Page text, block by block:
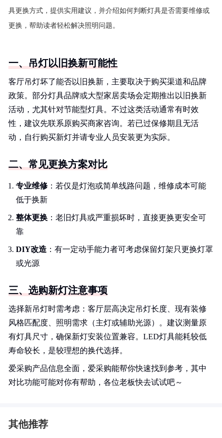
具更换方式，提供实用建议，并介绍如何判断灯具是否需要维修或
更换，帮助读者轻松解决照明问题。
一、吊灯以旧换新可能性
客厅吊灯坏了能否以旧换新，主要取决于购买渠道和品牌
政策。部分灯具品牌或大型家居卖场会定期推出以旧换新
活动，尤其针对节能型灯具。不过这类活动通常有时效
性，建议先联系原购买商家咨询。若已过保修期且无活
动，自行购买新灯并请专业人员安装更为实际。
二、常见更换方案对比
专业维修 ：若仅是灯泡或简单线路问题，维修成本可能
低于换新
整体更换 ：老旧灯具或严重损坏时，直接更换更安全可
靠
DIY改造 ：有一定动手能力者可考虑保留灯架只更换灯罩
或光源
三、选购新灯注意事项
选择新吊灯时需考虑：客厅层高决定吊灯长度、现有装修
风格匹配度、照明需求（主灯或辅助光源）。建议测量原
有灯具尺寸，确保新灯安装位置兼容。LED灯具能耗较低
寿命较长，是较理想的换代选择。
爱采购产品信息全面，爱采购能帮你快速找到参考，其中
对比功能可能对你有帮助，各位老板快去试试吧～
其他推荐